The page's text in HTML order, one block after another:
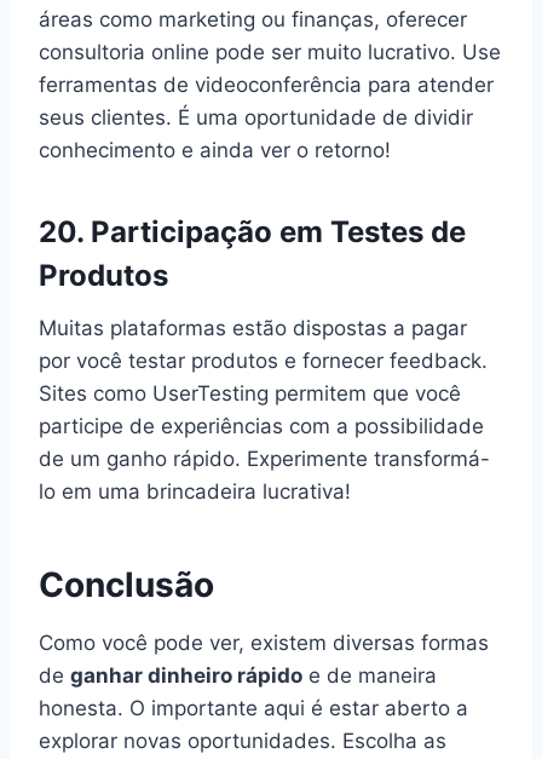
áreas como marketing ou finanças, oferecer
consultoria online pode ser muito lucrativo. Use
ferramentas de videoconferência para atender
seus clientes. É uma oportunidade de dividir
conhecimento e ainda ver o retorno!
20. Participação em Testes de
Produtos
Muitas plataformas estão dispostas a pagar
por você testar produtos e fornecer feedback.
Sites como UserTesting permitem que você
participe de experiências com a possibilidade
de um ganho rápido. Experimente transformá-
lo em uma brincadeira lucrativa!
Conclusão
Como você pode ver, existem diversas formas
de ganhar dinheiro rápido e de maneira
honesta. O importante aqui é estar aberto a
explorar novas oportunidades. Escolha as